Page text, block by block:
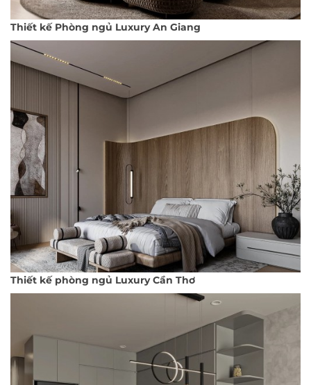
Thiết kế Phòng ngủ Luxury An Giang
Thiết kế phòng ngủ Luxury Cần Thơ